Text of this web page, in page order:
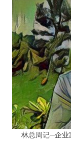
林总周记─企业